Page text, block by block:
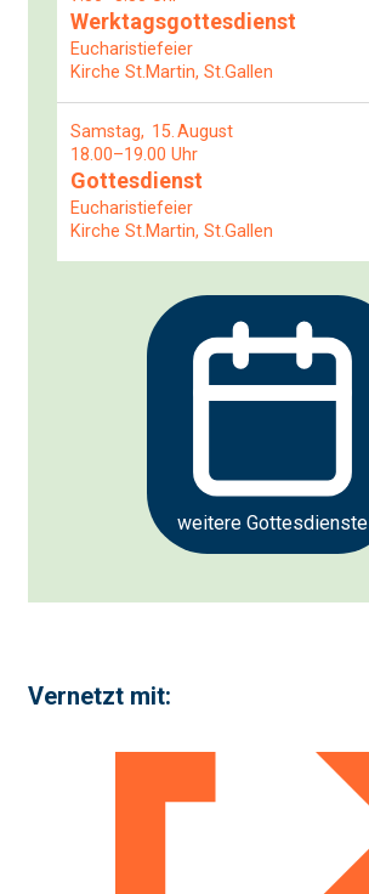
Werktagsgottesdienst
Eucharistiefeier
Kirche St.Martin, St.Gallen
Samstag 15 August
18.00–19.00 Uhr
Gottesdienst
Eucharistiefeier
Kirche St.Martin, St.Gallen
weitere Gottesdienste
Vernetzt mit: